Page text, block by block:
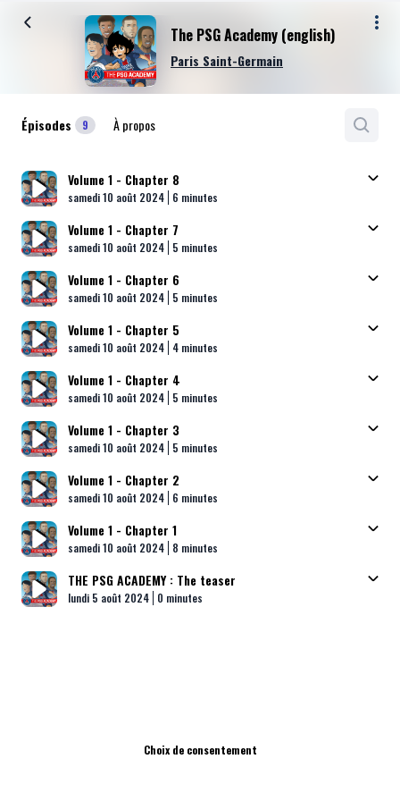
The PSG Academy (english)
Paris Saint-Germain
Épisodes 9 À propos
Volume 1 - Chapter 8
Published At
samedi 10 août 2024 Time
6 minutes
Volume 1 - Chapter 7
Published At
samedi 10 août 2024 Time
5 minutes
Volume 1 - Chapter 6
Published At
samedi 10 août 2024 Time
5 minutes
Volume 1 - Chapter 5
Published At
samedi 10 août 2024 Time
4 minutes
Volume 1 - Chapter 4
Published At
samedi 10 août 2024 Time
5 minutes
Volume 1 - Chapter 3
Published At
samedi 10 août 2024 Time
5 minutes
Volume 1 - Chapter 2
Published At
samedi 10 août 2024 Time
6 minutes
Volume 1 - Chapter 1
Published At
samedi 10 août 2024 Time
8 minutes
THE PSG ACADEMY : The teaser
Published At
lundi 5 août 2024 Time
0 minutes
Choix de consentement